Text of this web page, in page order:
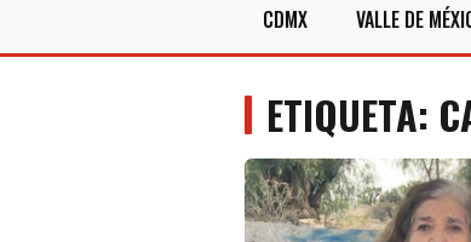
CDMX VALLE DE
ETIQUETA: